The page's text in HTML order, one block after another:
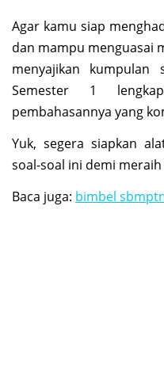
Agar kamu siap
dan mampu menguasai
menyajikan kumpulan
Semester 1
pembahasannya yang
Yuk, segera siapkan
soal-soal ini demi
Baca juga: bimbel